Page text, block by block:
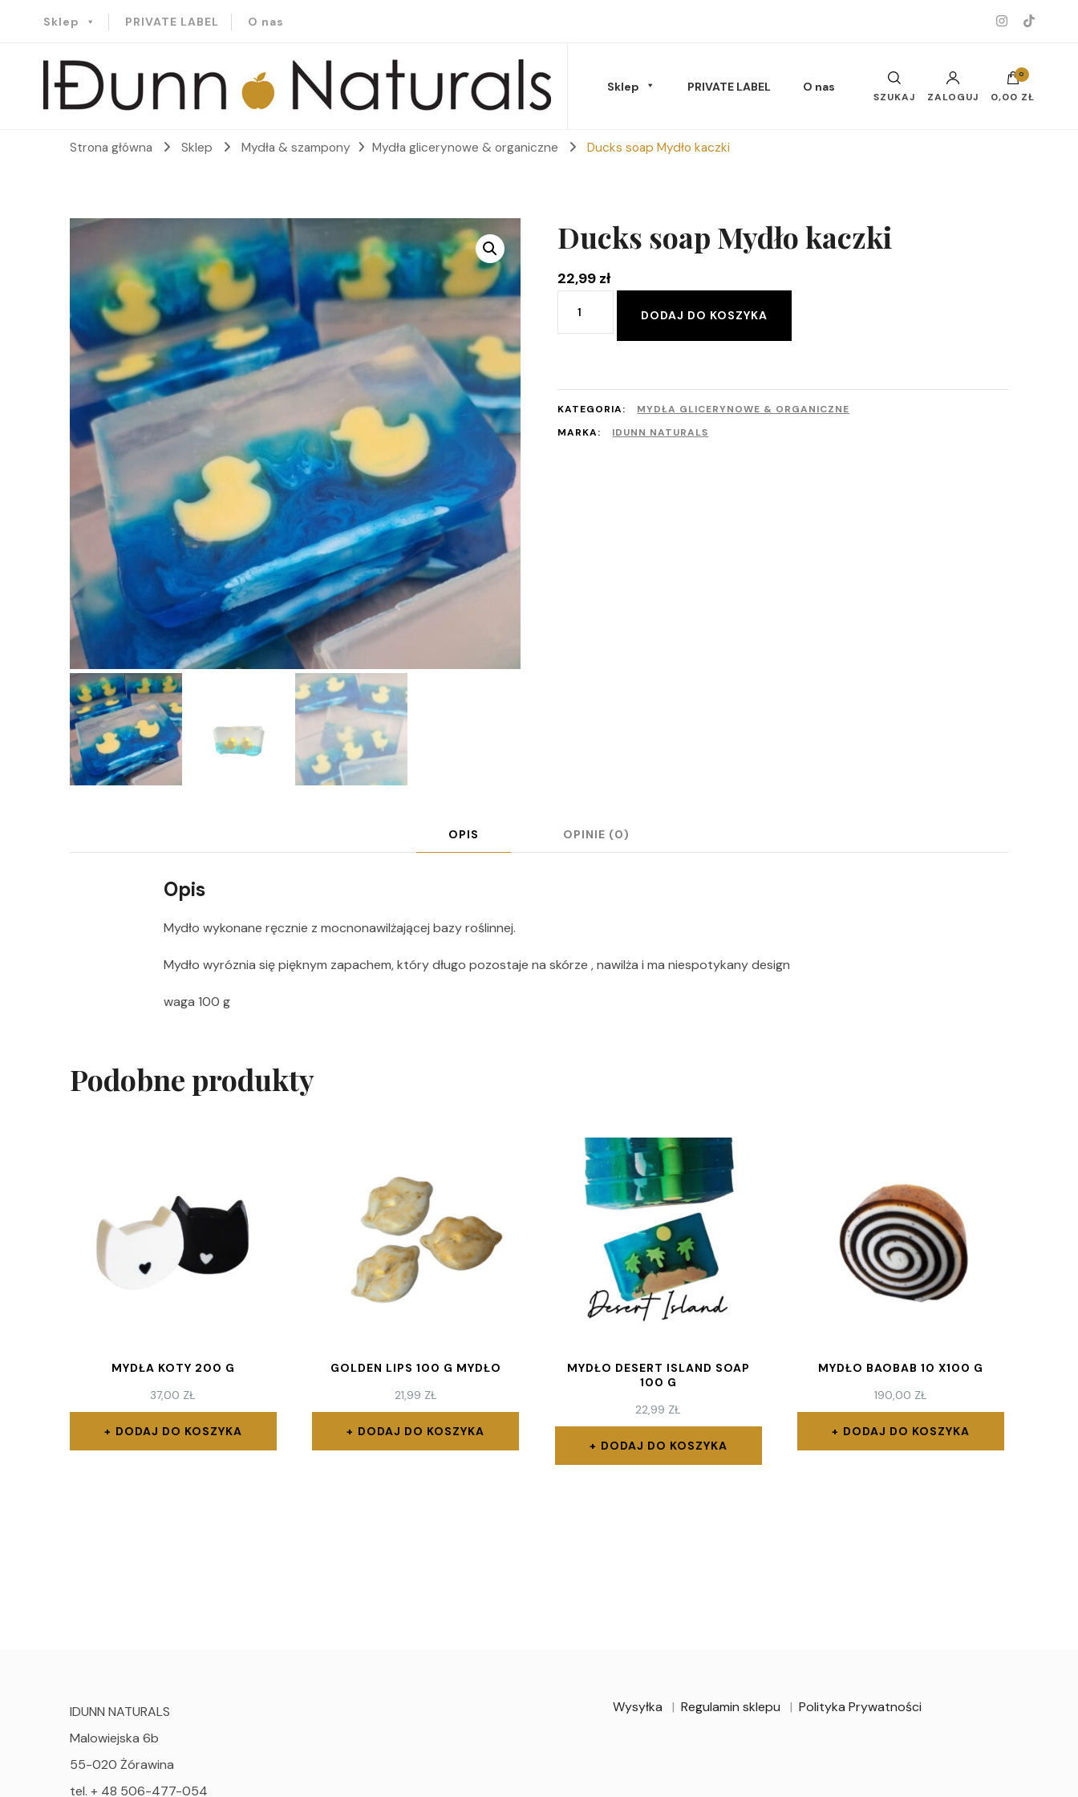
Sklep PRIVATE LABEL O nas
Idunn-Naturals Sklep
Oleje & peelingi
PRIVATE LABEL O nas
SZUKAJ ZALOGUJ
0
0,00 ZŁ
Strona główna Sklep Mydła & szampony Mydła glicerynowe & organiczne Ducks soap Mydło kaczki
Ducks soap Mydło kaczki
22,99 zł
Ducks
kaczki
DODAJ DO KOSZYKA
KATEGORIA:
MYDŁA GLICERYNOWE & ORGANICZNE
MARKA:
IDUNN NATURALS
OPIS OPINIE (0)
Opis
Mydło wykonane ręcznie z mocnonawilżającej bazy roślinnej.
Mydło wyróznia się pięknym zapachem, który długo pozostaje na skórze , nawilża i ma niespotykany design
waga 100 g
Podobne produkty
MYDŁA KOTY 200 G
37,00 ZŁ
DODAJ DO KOSZYKA
GOLDEN LIPS 100 G MYDŁO
21,99 ZŁ
DODAJ DO KOSZYKA
MYDŁO DESERT ISLAND SOAP
100 G
22,99 ZŁ
DODAJ DO KOSZYKA
MYDŁO BAOBAB 10 X100 G
190,00 ZŁ
DODAJ DO KOSZYKA
IDUNN NATURALS
Malowiejska 6b
55-020 Żórawina
tel. + 48 506-477-054
Wysyłka Regulamin sklepu Polityka Prywatności